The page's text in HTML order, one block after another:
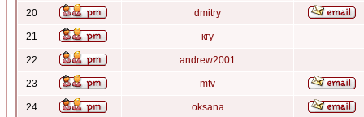
20 dmitry
21 кгу
22 andrew2001
23 mtv
24 oksana